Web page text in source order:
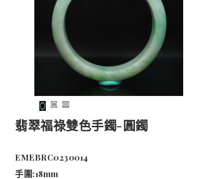
翡翠福祿雙色手鐲-圓鐲
EMEBRC0230014
手圍:18mm